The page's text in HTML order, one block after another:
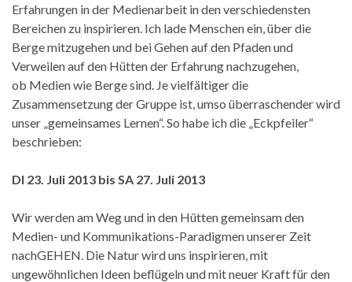
Erfahrungen in der Medienarbeit in den verschiedensten
Bereichen zu inspirieren. Ich lade Menschen ein, über die
Berge mitzugehen und bei Gehen auf den Pfaden und
Verweilen auf den Hütten der Erfahrung nachzugehen,
ob Medien wie Berge sind. Je vielfältiger die
Zusammensetzung der Gruppe ist, umso überraschender wird
unser „gemeinsames Lernen“. So habe ich die „Eckpfeiler“
beschrieben:
DI 23. Juli 2013 bis SA 27. Juli 2013
Wir werden am Weg und in den Hütten gemeinsam den
Medien- und Kommunikations-Paradigmen unserer Zeit
nachGEHEN. Die Natur wird uns inspirieren, mit
ungewöhnlichen Ideen beflügeln und mit neuer Kraft für den